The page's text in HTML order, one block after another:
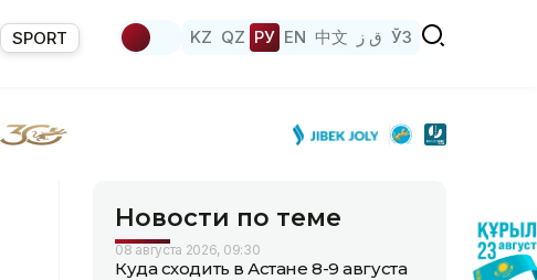
SPORT KZ QZ РУ EN 中文 ق ز ЎЗ
Новости по теме
08 августа 2026, 09:30
Куда сходить в Астане 8-9 августа